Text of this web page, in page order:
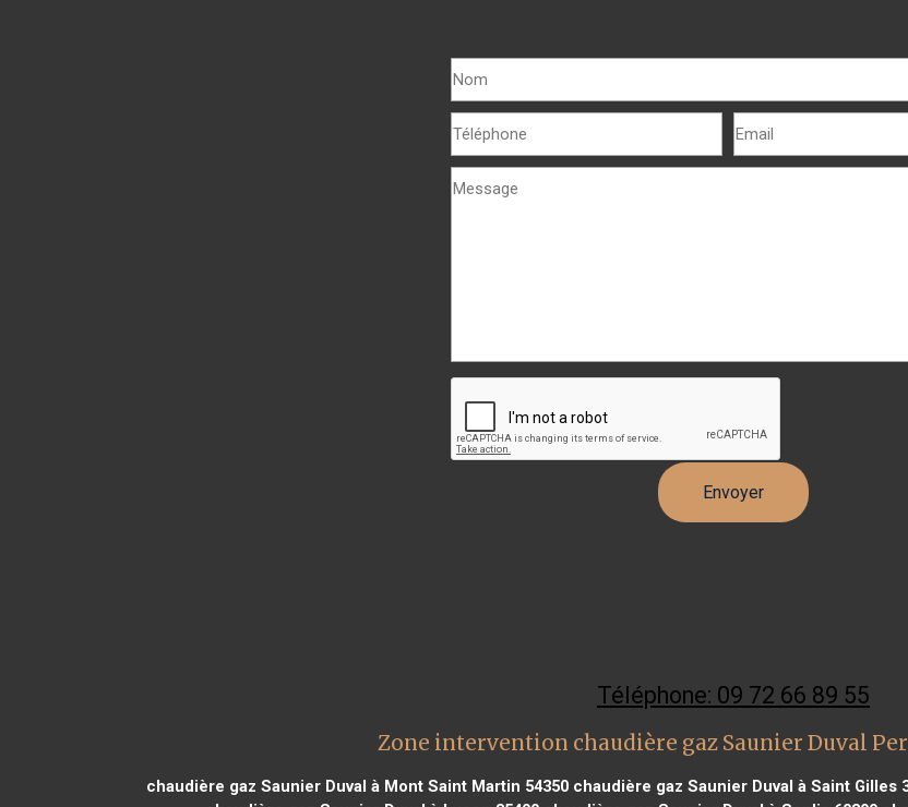
Téléphone: 09 72 66 89 55
Zone intervention chaudière gaz Saunier Duval
chaudière gaz Saunier Duval à Mont Saint Martin 54350 chaudière gaz Saunier Duval à Saint Gilles